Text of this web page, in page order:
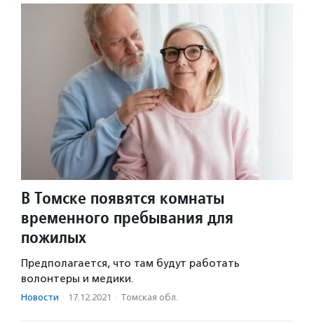
В Томске появятся комнаты
временного пребывания для
пожилых
Предполагается, что там будут работать
волонтеры и медики.
Новости · 17.12.2021 · Томская обл.